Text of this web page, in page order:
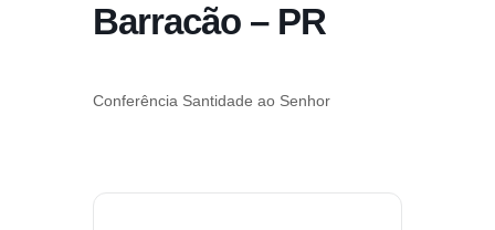
Barracão – PR
Conferência Santidade ao Senhor